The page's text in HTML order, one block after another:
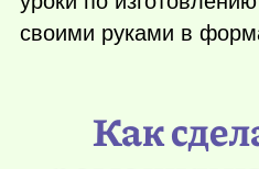
своими руками в
Как